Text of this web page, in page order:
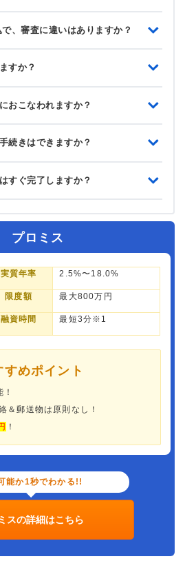
、審査に違いはありますか？
すか？
おこなわれますか？
続きはできますか？
すぐ完了しますか？
プロミス
実質年率 2.5%〜18.0%
限度額 最大800万円
融資時間 最短3分※1
すめポイント
＆郵送物は原則なし！
！
能か1秒でわかる!!
スの詳細はこちら